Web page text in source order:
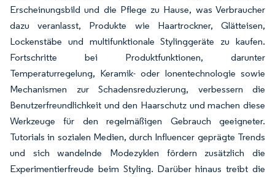
Erscheinungsbild und die Pflege zu Hause, was Verbraucher
dazu veranlasst, Produkte wie Haartrockner, Glätteisen,
Lockenstäbe und multifunktionale Stylinggeräte zu kaufen.
Fortschritte bei Produktfunktionen, darunter
Temperaturregelung, Keramik- oder Ionentechnologie sowie
Mechanismen zur Schadensreduzierung, verbessern die
Benutzerfreundlichkeit und den Haarschutz und machen diese
Werkzeuge für den regelmäßigen Gebrauch geeigneter.
Tutorials in sozialen Medien, durch Influencer geprägte Trends
und sich wandelnde Modezyklen fördern zusätzlich die
Experimentierfreude beim Styling. Darüber hinaus treibt die